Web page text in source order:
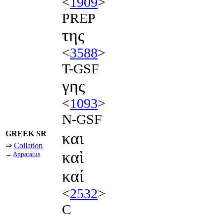
PREP
της
<3588>
T-GSF
γης
<1093>
N-GSF
GREEK SR
⇒ Collation
→ Apparatus
και
καὶ
καί
<2532>
C